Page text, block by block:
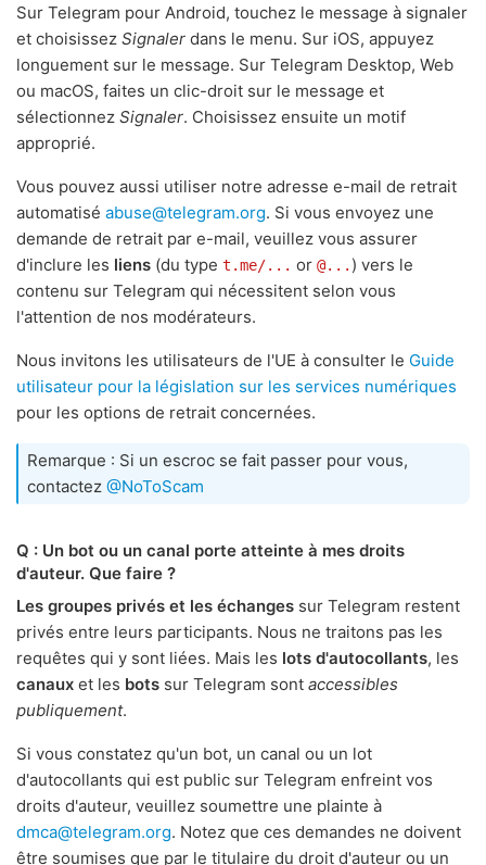
Sur Telegram pour Android, touchez le message à signaler
et choisissez Signaler dans le menu. Sur iOS, appuyez
longuement sur le message. Sur Telegram Desktop, Web
ou macOS, faites un clic-droit sur le message et
sélectionnez Signaler. Choisissez ensuite un motif
approprié.
Vous pouvez aussi utiliser notre adresse e-mail de retrait
automatisé abuse@telegram.org. Si vous envoyez une
demande de retrait par e-mail, veuillez vous assurer
d'inclure les liens (du type t.me/... or @... ) vers le
contenu sur Telegram qui nécessitent selon vous
l'attention de nos modérateurs.
Nous invitons les utilisateurs de l'UE à consulter le Guide
utilisateur pour la législation sur les services numériques
pour les options de retrait concernées.
Remarque : Si un escroc se fait passer pour vous,
contactez @NoToScam
Q : Un bot ou un canal porte atteinte à mes droits
d'auteur. Que faire ?
Les groupes privés et les échanges sur Telegram restent
privés entre leurs participants. Nous ne traitons pas les
requêtes qui y sont liées. Mais les lots d'autocollants, les
canaux et les bots sur Telegram sont accessibles
publiquement.
Si vous constatez qu'un bot, un canal ou un lot
d'autocollants qui est public sur Telegram enfreint vos
droits d'auteur, veuillez soumettre une plainte à
dmca@telegram.org. Notez que ces demandes ne doivent
être soumises que par le titulaire du droit d'auteur ou un